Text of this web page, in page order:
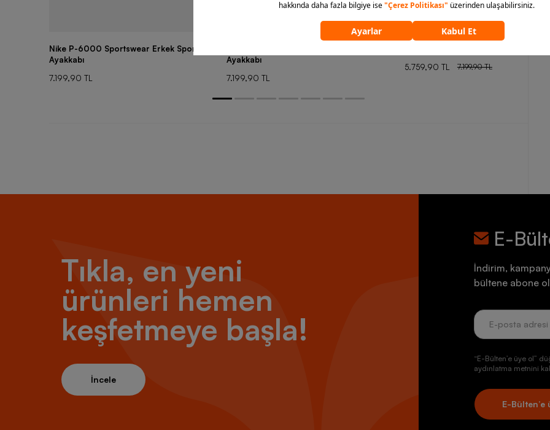
Nike P-6000 Sportswear Erkek Spor
Ayakkabı
7.199,90 TL
Ayakkabı
7.199,90 TL
5.759,90 TL
7.199,90 TL
Tıkla, en yeni
ürünleri hemen
keşfetmeye başla!
İncele
E-
İndirim,
bültene abone
“E-Bülten’e üye ol”
aydınlatma metnini
E-Bülten’e